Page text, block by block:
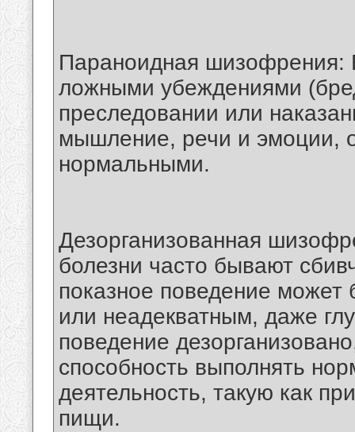
Параноидная шизофрения:
ложными убеждениями
преследовании или
мышление, речи и эмоции,
нормальными.
Дезорганизованная
болезни часто бывают
показное поведение
или неадекватным, даже
поведение
способность выполнять
деятельность, такую как
пищи.